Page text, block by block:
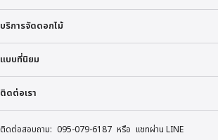
บริการจัดดอกไม้
แบบที่นิยม
ติดต่อเรา
ติดต่อสอบถาม: 095-079-6187 หรือ แชทผ่าน LINE